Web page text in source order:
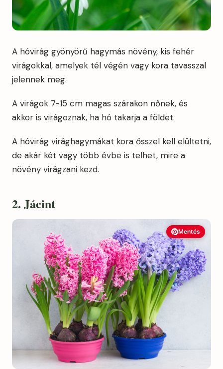
A hóvirág gyönyörű hagymás növény, kis fehér
virágokkal, amelyek tél végén vagy kora tavasszal
jelennek meg.
A virágok 7-15 cm magas szárakon nőnek, és
akkor is virágoznak, ha hó takarja a földet.
A hóvirág virághagymákat kora ősszel kell elültetni,
de akár két vagy több évbe is telhet, mire a
növény virágzani kezd.
2. Jácint
Mentés